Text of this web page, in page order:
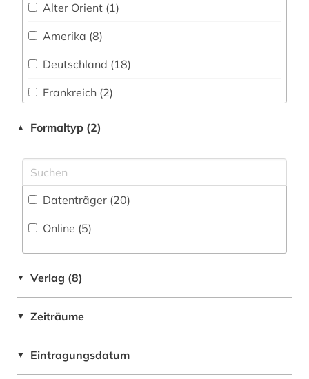
geschichte 1700-1800 (1)
geschichte 1782-1903 (1)
geschichte 1827-1923 (1)
Alter Orient (1)
Amerika (8)
Deutschland (18)
Frankreich (2)
Israel (1)
Kanada (1)
USA (6)
▲ Formaltyp (2)
Datenträger (20)
Online (5)
▼ Verlag (8)
▼ Zeiträume
▼ Eintragungsdatum